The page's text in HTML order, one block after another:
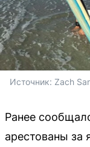
Источник: Zach
Ранее
арестованы за